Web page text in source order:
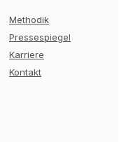
Methodik
Pressespiegel
Karriere
Kontakt